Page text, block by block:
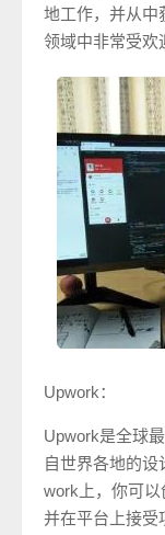
地工作，并从中
领域中非常受欢
Upwork：
Upwork是全球
自世界各地的
work上，你可以
并在平台上接受